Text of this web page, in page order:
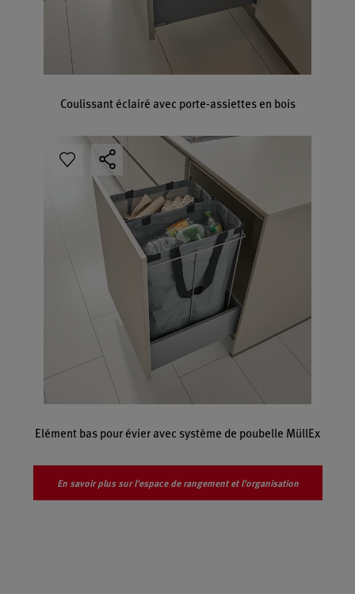
Coulissant éclairé avec porte-assiettes en bois
Elément bas pour évier avec système de poubelle MüllEx
En savoir plus sur l'espace de rangement et l'organisation